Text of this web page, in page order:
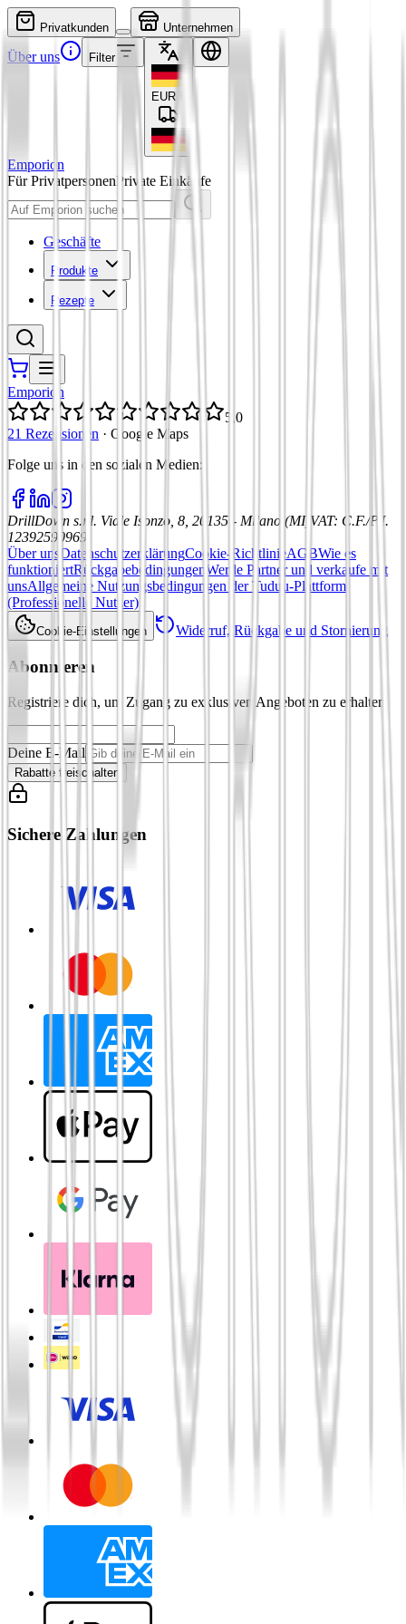
Privatkunden Unternehmen
Über uns Filter
EUR
Emporion
Für PrivatpersonenPrivate Einkäufe
Geschäfte
Produkte
Rezepte
Emporion
5,0
21 Rezensionen · Google Maps
Folge uns in den sozialen Medien:
DrillDown s.r.l. Viale Isonzo, 8, 20135 - Milano (MI) VAT: C.F./P.I.
12392590969
Über uns DatenschutzerklärungCookie-RichtlinieAGBWie es
funktioniertRückgabebedingungen Werde Partner und verkaufe mit
unsAllgemeine Nutzungsbedingungen der Tuduu-Plattform
(Professionelle Nutzer)
Cookie-Einstellungen Widerruf, Rückgabe und Stornierung
Abonnieren
Registriere dich, um Zugang zu exklusiven Angeboten zu erhalten
Deine E-Mail
Rabatte freischalten
Sichere Zahlungen